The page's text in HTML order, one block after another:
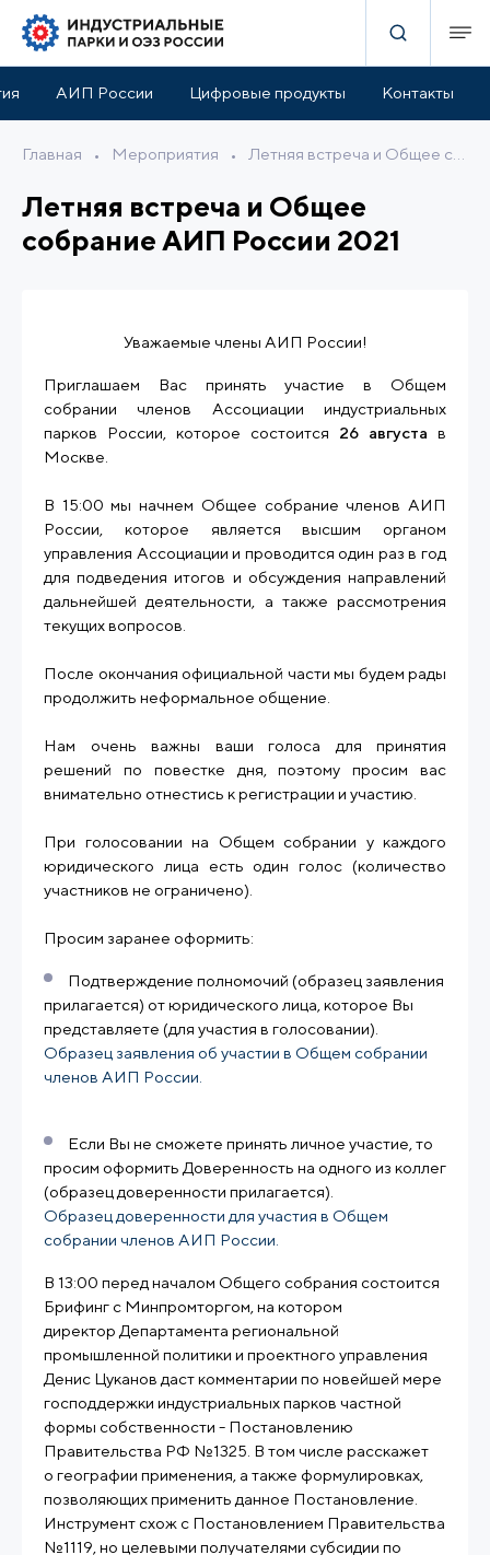
АИП России Цифровые продукты Контакты
Главная • Мероприятия •
Летняя встреча и Общее
собрание АИП России 2021
Уважаемые члены АИП России!
Приглашаем Вас принять участие в Общем
собрании членов Ассоциации индустриальных
парков России, которое состоится 26 августа в
Москве.
В 15:00 мы начнем Общее собрание членов АИП
России, которое является высшим органом
управления Ассоциации и проводится один раз в год
для подведения итогов и обсуждения направлений
дальнейшей деятельности, а также рассмотрения
текущих вопросов.
После окончания официальной части мы будем рады
продолжить неформальное общение.
Нам очень важны ваши голоса для принятия
решений по повестке дня, поэтому просим вас
внимательно отнестись к регистрации и участию.
При голосовании на Общем собрании у каждого
юридического лица есть один голос (количество
участников не ограничено).
Просим заранее оформить:
Подтверждение полномочий (образец заявления
прилагается) от юридического лица, которое Вы
представляете (для участия в голосовании).
Образец заявления об участии в Общем собрании
членов АИП России.
Если Вы не сможете принять личное участие, то
просим оформить Доверенность на одного из коллег
(образец доверенности прилагается).
Образец доверенности для участия в Общем
собрании членов АИП России.
В 13:00 перед началом Общего собрания состоится
Брифинг с Минпромторгом, на котором
директор Департамента региональной
промышленной политики и проектного управления
Денис Цуканов даст комментарии по новейшей мере
господдержки индустриальных парков частной
формы собственности - Постановлению
Правительства РФ №1325. В том числе расскажет
о географии применения, а также формулировках,
позволяющих применить данное Постановление.
Инструмент схож с Постановлением Правительства
№1119, но целевыми получателями субсидии по